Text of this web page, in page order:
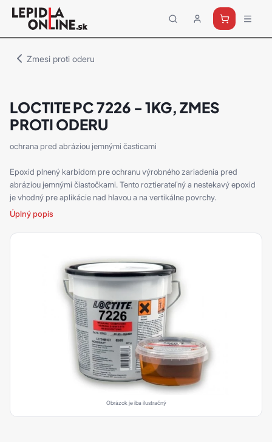
Priemyselné
lepidlá
Zmesi proti oderu
LOCTITE PC 7226 - 1KG, ZMES
PROTI ODERU
ochrana pred abráziou jemnými časticami
Epoxid plnený karbidom pre ochranu výrobného zariadenia pred
abráziou jemnými čiastočkami. Tento roztierateľný a nestekavý epoxid
je vhodný pre aplikácie nad hlavou a na vertikálne povrchy.
Úplný popis
Obrázok je iba ilustračný